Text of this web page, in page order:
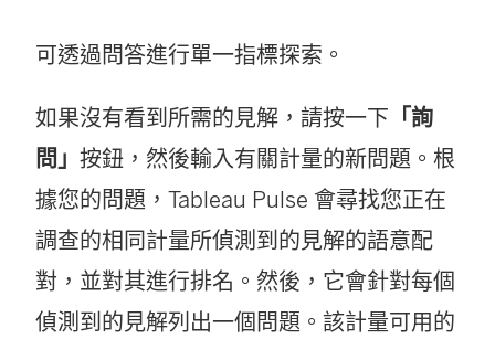
可透過問答進行單一指標探索。
如果沒有看到所需的見解，請按一下 「詢
問」 按鈕，然後輸入有關計量的新問題。根
據您的問題，Tableau Pulse 會尋找您正在
調查的相同計量所偵測到的見解的語意配
對，並對其進行排名。然後，它會針對每個
偵測到的見解列出一個問題。該計量可用的